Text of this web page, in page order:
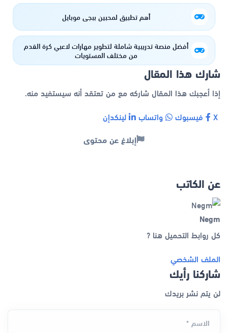
أهم تطبيق لمحبين ببجي موبايل
أفضل منصة تدريبية شاملة لتطوير مهارات لاعبي كرة القدم
من مختلف المستويات
شارك هذا المقال
إذا أعجبك هذا المقال شاركه مع من تعتقد أنه سيستفيد منه.
فيسبوك واتساب لينكدإن
إبلاغ عن محتوى
عن الكاتب
Negm
كل روابط التحميل هنا ?
الملف الشخصي
شاركنا رأيك
لن يتم نشر بريدك
الاسم *